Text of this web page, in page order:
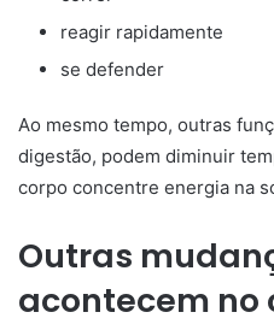
reagir rapidamente
se defender
Ao mesmo tempo, outras
digestão, podem diminuir
corpo concentre energia na
Outras
acontecem no